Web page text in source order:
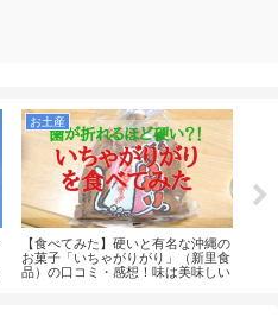
お土産
【食べてみた】硬いと有名な沖縄の
お菓子「いちゃがりがり」（新里食
品）の口コミ・感想！味は美味しい